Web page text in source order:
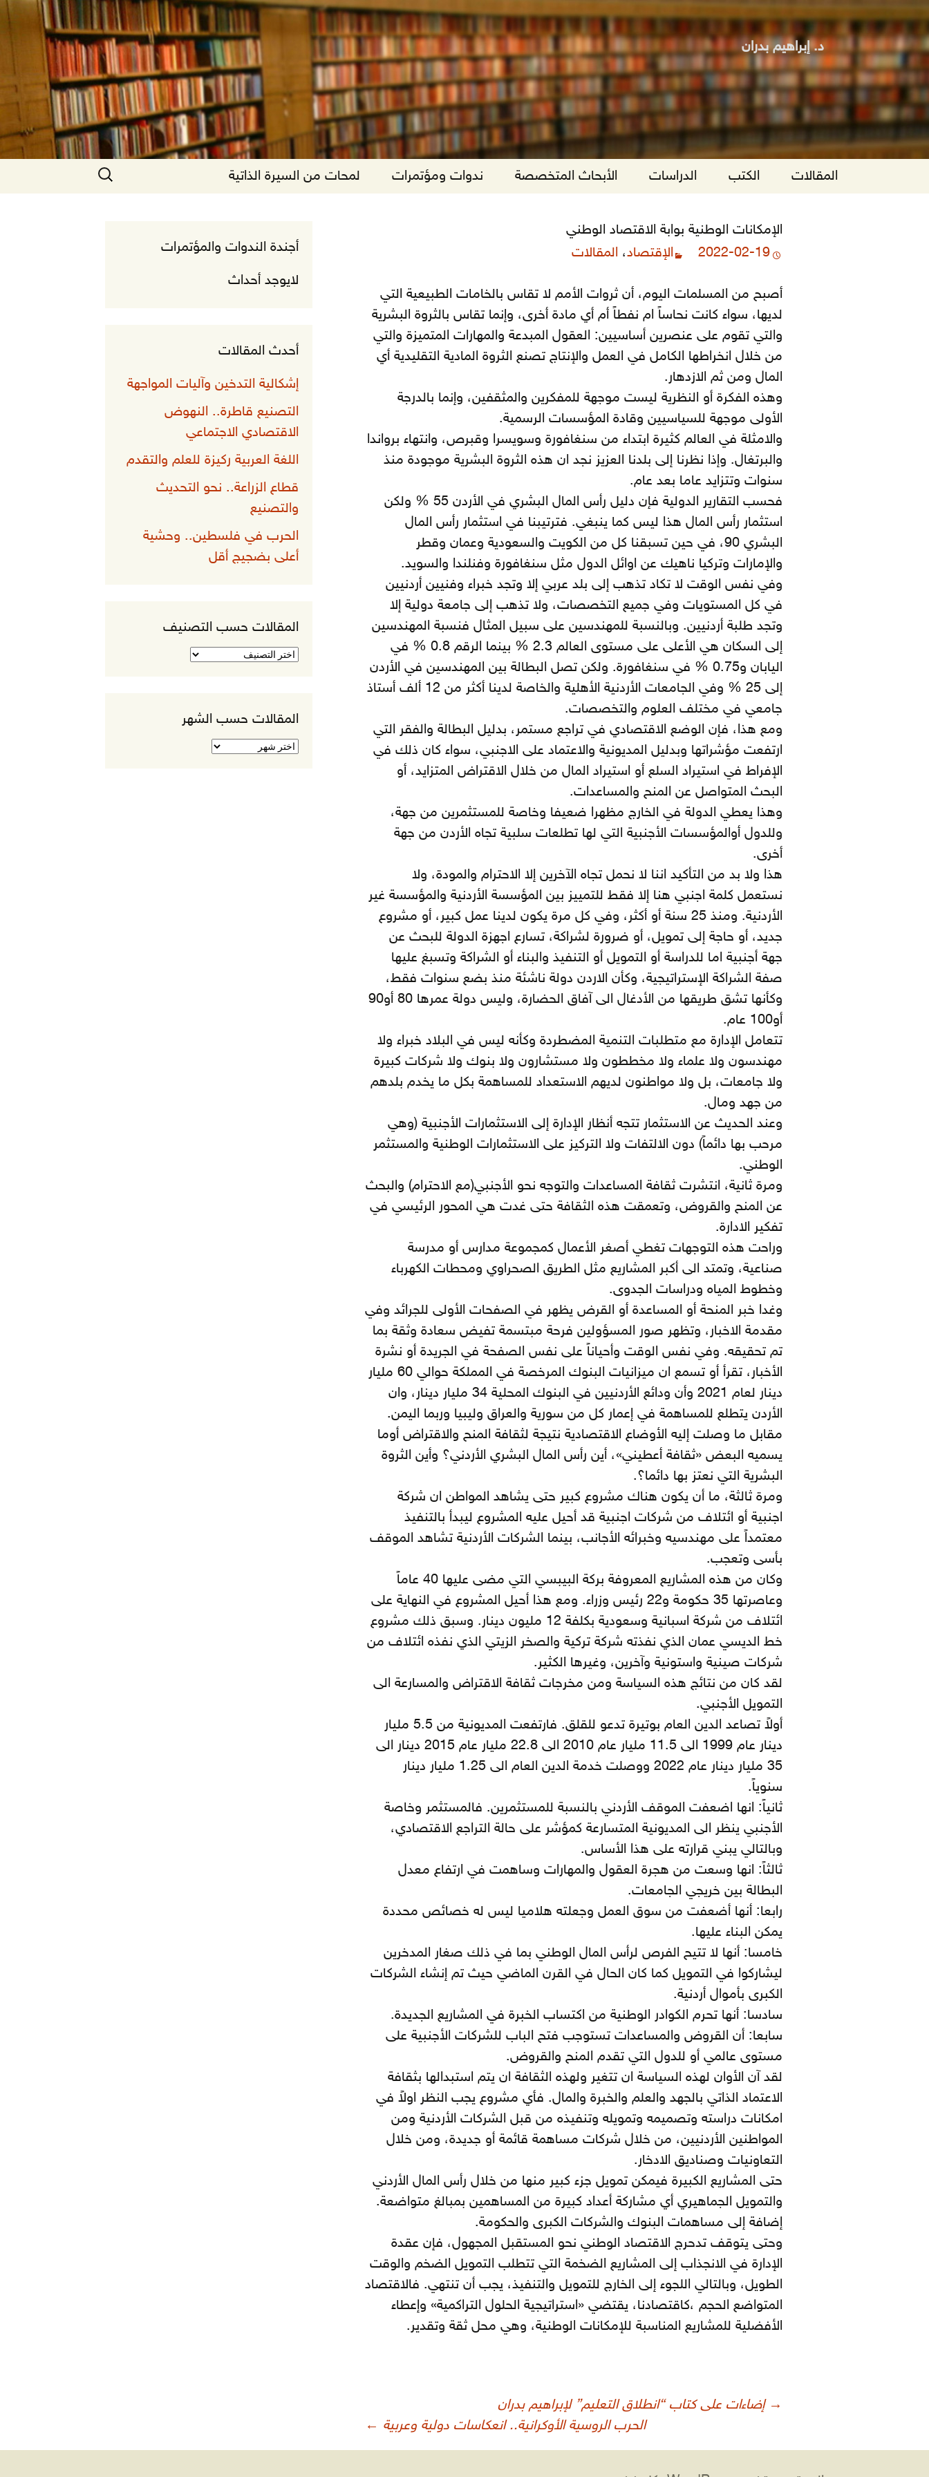
د. إبراهيم بدران
انتقل
إلى
المقالات الكتب الدراسات الأبحاث المتخصصة ندوات ومؤتمرات لمحات من السيرة الذاتية
البحث
عن:
الإمكانات الوطنية بوابة الاقتصاد الوطني
2022-02-19
الإقتصاد، المقالات
أصبح من المسلمات اليوم، أن ثروات الأمم لا تقاس بالخامات الطبيعية التي
لديها، سواء كانت نحاساً ام نفطاً أم أي مادة أخرى، وإنما تقاس بالثروة البشرية
والتي تقوم على عنصرين أساسيين: العقول المبدعة والمهارات المتميزة والتي
من خلال انخراطها الكامل في العمل والإنتاج تصنع الثروة المادية التقليدية أي
المال ومن ثم الازدهار.
وهذه الفكرة أو النظرية ليست موجهة للمفكرين والمثقفين، وإنما بالدرجة
الأولى موجهة للسياسيين وقادة المؤسسات الرسمية.
والامثلة في العالم كثيرة ابتداء من سنغافورة وسويسرا وقبرص، وانتهاء برواندا
والبرتغال. وإذا نظرنا إلى بلدنا العزيز نجد ان هذه الثروة البشرية موجودة منذ
سنوات وتتزايد عاما بعد عام.
فحسب التقارير الدولية فإن دليل رأس المال البشري في الأردن 55 % ولكن
استثمار رأس المال هذا ليس كما ينبغي. فترتيبنا في استثمار رأس المال
البشري 90، في حين تسبقنا كل من الكويت والسعودية وعمان وقطر
والإمارات وتركيا ناهيك عن اوائل الدول مثل سنغافورة وفنلندا والسويد.
وفي نفس الوقت لا تكاد تذهب إلى بلد عربي إلا وتجد خبراء وفنيين أردنيين
في كل المستويات وفي جميع التخصصات، ولا تذهب إلى جامعة دولية إلا
وتجد طلبة أردنيين. وبالنسبة للمهندسين على سبيل المثال فنسبة المهندسين
إلى السكان هي الأعلى على مستوى العالم 2.3 % بينما الرقم 0.8 % في
اليابان و0.75 % في سنغافورة. ولكن تصل البطالة بين المهندسين في الأردن
إلى 25 % وفي الجامعات الأردنية الأهلية والخاصة لدينا أكثر من 12 ألف أستاذ
جامعي في مختلف العلوم والتخصصات.
ومع هذا، فإن الوضع الاقتصادي في تراجع مستمر، بدليل البطالة والفقر التي
ارتفعت مؤشراتها وبدليل المديونية والاعتماد على الاجنبي، سواء كان ذلك في
الإفراط في استيراد السلع أو استيراد المال من خلال الاقتراض المتزايد، أو
البحث المتواصل عن المنح والمساعدات.
وهذا يعطي الدولة في الخارج مظهرا ضعيفا وخاصة للمستثمرين من جهة،
وللدول أوالمؤسسات الأجنبية التي لها تطلعات سلبية تجاه الأردن من جهة
أخرى.
هذا ولا بد من التأكيد اننا لا نحمل تجاه الآخرين إلا الاحترام والمودة، ولا
نستعمل كلمة اجنبي هنا إلا فقط للتمييز بين المؤسسة الأردنية والمؤسسة غير
الأردنية. ومنذ 25 سنة أو أكثر، وفي كل مرة يكون لدينا عمل كبير، أو مشروع
جديد، أو حاجة إلى تمويل، أو ضرورة لشراكة، تسارع اجهزة الدولة للبحث عن
جهة أجنبية اما للدراسة أو التمويل أو التنفيذ والبناء أو الشراكة وتسبغ عليها
صفة الشراكة الإستراتيجية، وكأن الاردن دولة ناشئة منذ بضع سنوات فقط،
وكأنها تشق طريقها من الأدغال الى آفاق الحضارة، وليس دولة عمرها 80 أو90
أو100 عام.
تتعامل الإدارة مع متطلبات التنمية المضطردة وكأنه ليس في البلاد خبراء ولا
مهندسون ولا علماء ولا مخططون ولا مستشارون ولا بنوك ولا شركات كبيرة
ولا جامعات، بل ولا مواطنون لديهم الاستعداد للمساهمة بكل ما يخدم بلدهم
من جهد ومال.
وعند الحديث عن الاستثمار تتجه أنظار الإدارة إلى الاستثمارات الأجنبية (وهي
مرحب بها دائماً) دون الالتفات ولا التركيز على الاستثمارات الوطنية والمستثمر
الوطني.
ومرة ثانية، انتشرت ثقافة المساعدات والتوجه نحو الأجنبي(مع الاحترام) والبحث
عن المنح والقروض، وتعمقت هذه الثقافة حتى غدت هي المحور الرئيسي في
تفكير الادارة.
وراحت هذه التوجهات تغطي أصغر الأعمال كمجموعة مدارس أو مدرسة
صناعية، وتمتد الى أكبر المشاريع مثل الطريق الصحراوي ومحطات الكهرباء
وخطوط المياه ودراسات الجدوى.
وغدا خبر المنحة أو المساعدة أو القرض يظهر في الصفحات الأولى للجرائد وفي
مقدمة الاخبار، وتظهر صور المسؤولين فرحة مبتسمة تفيض سعادة وثقة بما
تم تحقيقه. وفي نفس الوقت وأحياناً على نفس الصفحة في الجريدة أو نشرة
الأخبار، تقرأ أو تسمع ان ميزانيات البنوك المرخصة في المملكة حوالي 60 مليار
دينار لعام 2021 وأن ودائع الأردنيين في البنوك المحلية 34 مليار دينار، وان
الأردن يتطلع للمساهمة في إعمار كل من سورية والعراق وليبيا وربما اليمن.
مقابل ما وصلت إليه الأوضاع الاقتصادية نتيجة لثقافة المنح والاقتراض أوما
يسميه البعض «ثقافة أعطيني»، أين رأس المال البشري الأردني؟ وأين الثروة
البشرية التي نعتز بها دائما؟.
ومرة ثالثة، ما أن يكون هناك مشروع كبير حتى يشاهد المواطن ان شركة
اجنبية أو ائتلاف من شركات اجنبية قد أحيل عليه المشروع ليبدأ بالتنفيذ
معتمداً على مهندسيه وخبرائه الأجانب، بينما الشركات الأردنية تشاهد الموقف
بأسى وتعجب.
وكان من هذه المشاريع المعروفة بركة البيبسي التي مضى عليها 40 عاماً
وعاصرتها 35 حكومة و22 رئيس وزراء. ومع هذا أحيل المشروع في النهاية على
ائتلاف من شركة اسبانية وسعودية بكلفة 12 مليون دينار. وسبق ذلك مشروع
خط الديسي عمان الذي نفذته شركة تركية والصخر الزيتي الذي نفذه ائتلاف من
شركات صينية واستونية وآخرين، وغيرها الكثير.
لقد كان من نتائج هذه السياسة ومن مخرجات ثقافة الاقتراض والمسارعة الى
التمويل الأجنبي.
أولاً تصاعد الدين العام بوتيرة تدعو للقلق. فارتفعت المديونية من 5.5 مليار
دينار عام 1999 الى 11.5 مليار عام 2010 الى 22.8 مليار عام 2015 دينار الى
35 مليار دينار عام 2022 ووصلت خدمة الدين العام الى 1.25 مليار دينار
سنوياً.
ثانياً: انها اضعفت الموقف الأردني بالنسبة للمستثمرين. فالمستثمر وخاصة
الأجنبي ينظر الى المديونية المتسارعة كمؤشر على حالة التراجع الاقتصادي،
وبالتالي يبني قرارته على هذا الأساس.
ثالثاً: انها وسعت من هجرة العقول والمهارات وساهمت في ارتفاع معدل
البطالة بين خريجي الجامعات.
رابعا: أنها أضعفت من سوق العمل وجعلته هلاميا ليس له خصائص محددة
يمكن البناء عليها.
خامسا: أنها لا تتيح الفرص لرأس المال الوطني بما في ذلك صغار المدخرين
ليشاركوا في التمويل كما كان الحال في القرن الماضي حيث تم إنشاء الشركات
الكبرى بأموال أردنية.
سادسا: أنها تحرم الكوادر الوطنية من اكتساب الخبرة في المشاريع الجديدة.
سابعا: أن القروض والمساعدات تستوجب فتح الباب للشركات الأجنبية على
مستوى عالمي أو للدول التي تقدم المنح والقروض.
لقد آن الأوان لهذه السياسة ان تتغير ولهذه الثقافة ان يتم استبدالها بثقافة
الاعتماد الذاتي بالجهد والعلم والخبرة والمال. فأي مشروع يجب النظر اولاً في
امكانات دراسته وتصميمه وتمويله وتنفيذه من قبل الشركات الأردنية ومن
المواطنين الأردنيين، من خلال شركات مساهمة قائمة أو جديدة، ومن خلال
التعاونيات وصناديق الادخار.
حتى المشاريع الكبيرة فيمكن تمويل جزء كبير منها من خلال رأس المال الأردني
والتمويل الجماهيري أي مشاركة أعداد كبيرة من المساهمين بمبالغ متواضعة.
إضافة إلى مساهمات البنوك والشركات الكبرى والحكومة.
وحتى يتوقف تدحرج الاقتصاد الوطني نحو المستقبل المجهول، فإن عقدة
الإدارة في الانجذاب إلى المشاريع الضخمة التي تتطلب التمويل الضخم والوقت
الطويل، وبالتالي اللجوء إلى الخارج للتمويل والتنفيذ، يجب أن تنتهي. فالاقتصاد
المتواضع الحجم ،كاقتصادنا، يقتضي «استراتيجية الحلول التراكمية» وإعطاء
الأفضلية للمشاريع المناسبة للإمكانات الوطنية، وهي محل ثقة وتقدير.
→ إضاءات على كتاب “انطلاق التعليم” لإبراهيم بدران
الحرب الروسية الأوكرانية.. انعكاسات دولية وعربية ←
أجندة الندوات والمؤتمرات
لايوجد أحداث
أحدث المقالات
إشكالية التدخين وآليات المواجهة
التصنيع قاطرة.. النهوض
الاقتصادي الاجتماعي
اللغة العربية ركيزة للعلم والتقدم
قطاع الزراعة.. نحو التحديث
والتصنيع
الحرب في فلسطين.. وحشية
أعلى بضجيج أقل
المقالات حسب التصنيف
المقالات
المقالات حسب الشهر
المقالات